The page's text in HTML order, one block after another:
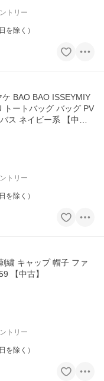
トリー
を除く）
BAO BAO ISSEYMIY
トートバッグ バッグ PV
ス ネイビー系 【中
トリー
を除く）
繍 キャップ 帽子 ファ
【中古】
トリー
を除く）